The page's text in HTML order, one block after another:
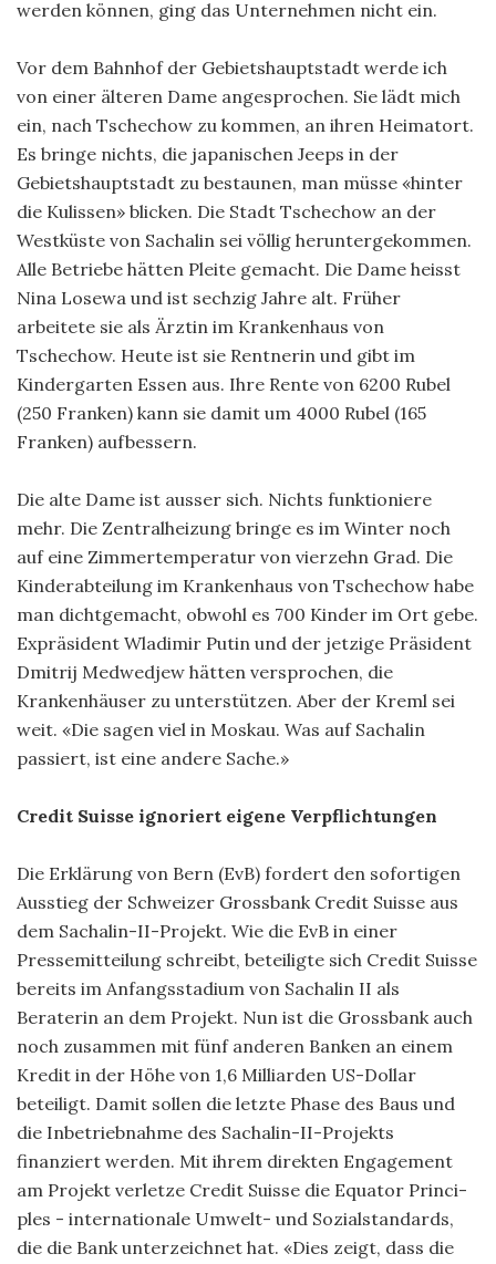
werden können, ging das Unternehmen nicht ein.
Vor dem Bahnhof der Gebietshauptstadt werde ich
von einer älteren Dame angesprochen. Sie lädt mich
ein, nach Tschechow zu kommen, an ihren Heimatort.
Es bringe nichts, die japanischen Jeeps in der
Gebietshauptstadt zu bestaunen, man müsse «hinter
die Kulissen» blicken. Die Stadt Tschechow an der
Westküste von Sachalin sei völlig heruntergekommen.
Alle Betriebe hätten Pleite gemacht. Die Dame heisst
Nina Losewa und ist sechzig Jahre alt. Früher
arbeitete sie als Ärztin im Krankenhaus von
Tschechow. Heute ist sie Rentnerin und gibt im
Kindergarten Essen aus. Ihre Rente von 6200 Rubel
(250 Franken) kann sie damit um 4000 Rubel (165
Franken) aufbessern.
Die alte Dame ist ausser sich. Nichts funktioniere
mehr. Die Zentralheizung bringe es im Winter noch
auf eine Zimmertemperatur von vierzehn Grad. Die
Kinderabteilung im Krankenhaus von Tschechow habe
man dichtgemacht, obwohl es 700 Kinder im Ort gebe.
Expräsident Wladimir Putin und der jetzige Präsident
Dmitrij Medwedjew hätten versprochen, die
Krankenhäuser zu unterstützen. Aber der Kreml sei
weit. «Die sagen viel in Moskau. Was auf Sachalin
passiert, ist eine andere Sache.»
Credit Suisse ignoriert eigene Verpflichtungen
Die Erklärung von Bern (EvB) fordert den sofortigen
Ausstieg der Schweizer Grossbank Credit Suisse aus
dem Sachalin-II-Projekt. Wie die EvB in einer
Pressemitteilung schreibt, beteilig­te sich Credit Suisse
bereits im Anfangsstadium von Sachalin II als
Beraterin an dem Projekt. Nun ist die Grossbank auch
noch zusammen mit fünf anderen Banken an einem
Kredit in der Höhe von 1,6 Milliarden US-Dollar
beteiligt. Damit sollen die letzte Phase des Baus und
die Inbetriebnahme des Sachalin-II-Projekts
finanziert werden. Mit ihrem ­direkten Engagement
am Projekt verletze Credit Suisse die Equator Princi­
ples - internationale Umwelt- und Sozialstandards,
die die Bank unterzeichnet hat. «Dies zeigt, dass die